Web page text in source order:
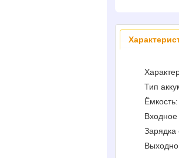
Тип
Ёмкость:
Зарядка